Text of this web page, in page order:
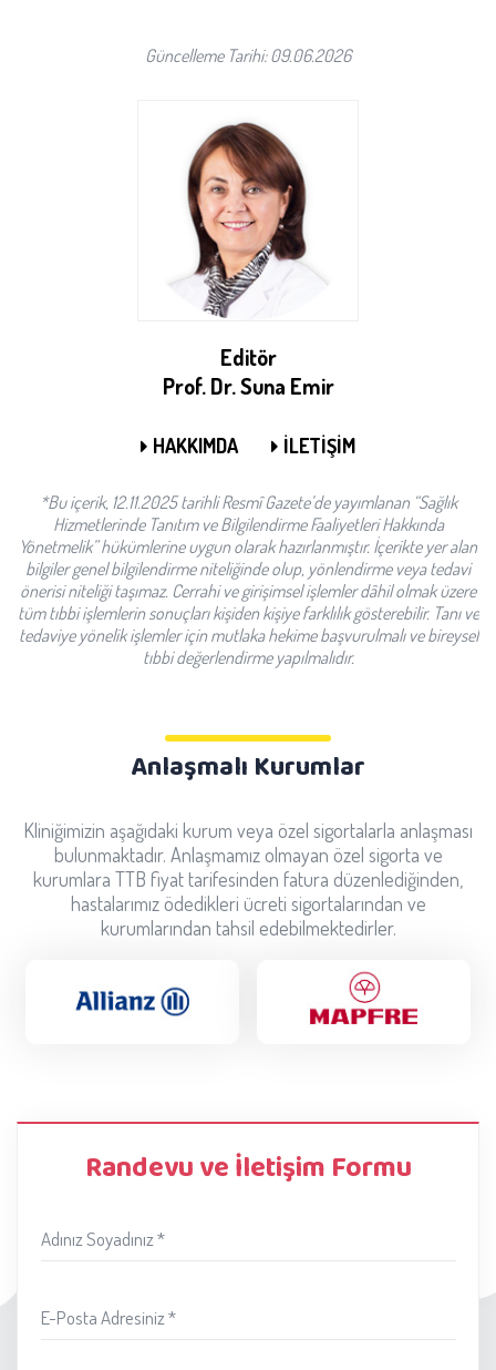
Güncelleme Tarihi: 09.06.2026
Editör
Prof. Dr. Suna Emir
HAKKIMDA İLETİŞİM
*Bu içerik, 12.11.2025 tarihli Resmî Gazete’de yayımlanan “Sağlık
Hizmetlerinde Tanıtım ve Bilgilendirme Faaliyetleri Hakkında
Yönetmelik” hükümlerine uygun olarak hazırlanmıştır. İçerikte yer alan
bilgiler genel bilgilendirme niteliğinde olup, yönlendirme veya tedavi
önerisi niteliği taşımaz. Cerrahi ve girişimsel işlemler dâhil olmak üzere
tüm tıbbi işlemlerin sonuçları kişiden kişiye farklılık gösterebilir. Tanı ve
tedaviye yönelik işlemler için mutlaka hekime başvurulmalı ve bireysel
tıbbi değerlendirme yapılmalıdır.
Anlaşmalı Kurumlar
Kliniğimizin aşağıdaki kurum veya özel sigortalarla anlaşması
bulunmaktadır. Anlaşmamız olmayan özel sigorta ve
kurumlara TTB fiyat tarifesinden fatura düzenlediğinden,
hastalarımız ödedikleri ücreti sigortalarından ve
kurumlarından tahsil edebilmektedirler.
Randevu ve İletişim Formu
Adınız Soyadınız *
E-Posta Adresiniz *